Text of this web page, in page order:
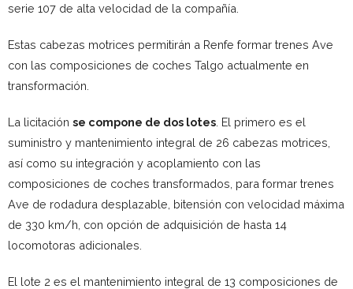
serie 107 de alta velocidad de la compañía.
Estas cabezas motrices permitirán a Renfe formar trenes Ave
con las composiciones de coches Talgo actualmente en
transformación.
La licitación se compone de dos lotes . El primero es el
suministro y mantenimiento integral de 26 cabezas motrices,
así como su integración y acoplamiento con las
composiciones de coches transformados, para formar trenes
Ave de rodadura desplazable, bitensión con velocidad máxima
de 330 km/h, con opción de adquisición de hasta 14
locomotoras adicionales.
El lote 2 es el mantenimiento integral de 13 composiciones de